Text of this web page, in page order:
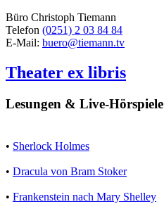
Büro Christoph Tiemann
Telefon (0251) 2 03 84 84
E-Mail: buero@tiemann.tv
Theater ex libris
Lesungen & Live-Hörspiele
• Sherlock Holmes
• Dracula von Bram Stoker
• Frankenstein nach Mary Shelley